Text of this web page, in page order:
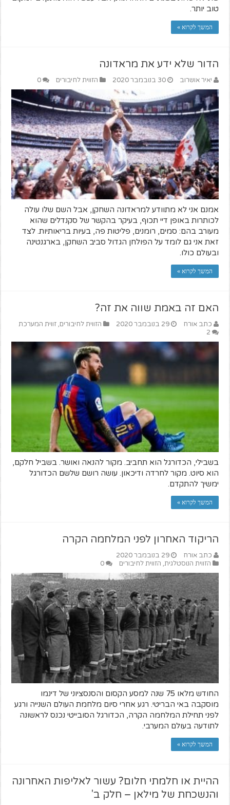
טוב יותר.
המשך לקרוא »
הדור שלא ידע את מראדונה
יאיר אושרוב 30 בנובמבר 2020 הזווית לחיבורים 0
אמנם אני לא מתוודע למראדונה השחקן, אבל השם שלו עולה
לכותרות באופן דיי תכוף, בעיקר בהקשר של סקנדלים שהוא
מעורב בהם: סמים, רומנים, פליטות פה, בעיות בריאותיות. לצד
זאת אני גם לומד על הפולחן הגדול סביב השחקן, בארגנטינה
ובעולם כולו.
המשך לקרוא »
האם זה באמת שווה את זה?
כתב אורח 29 בנובמבר 2020 הזווית לחיבורים,זווית המערכת
2
בשבילי, הכדורגל הוא תחביב. מקור להנאה ואושר. בשביל חלקם,
הוא סיוט. מקור לחרדה ודיכאון. עושה רושם שלשם הכדורגל
ימשיך להתקדם.
המשך לקרוא »
הריקוד האחרון לפני המלחמה הקרה
כתב אורח
29 בנובמבר 2020
הזווית הנוסטלגית, הזווית לחיבורים 0
החודש מלאו 75 שנה למסע הקסום והסנסציוני של דינמו
מוסקבה באי הבריטי. רגע אחרי סיום מלחמת העולם השנייה ורגע
לפני תחילת המלחמה הקרה, הכדורגל הסובייטי נכנס לראשונה
לתודעה בעולם המערבי.
המשך לקרוא »
ההיית או חלמתי חלום? עשור לאליפות האחרונה
והנשכחת של מילאן – חלק ב'